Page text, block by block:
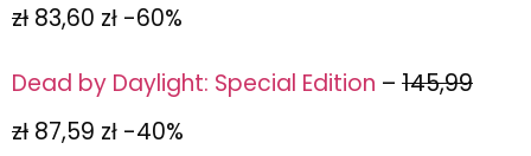
zł 83,60 zł -60%
Dead by Daylight: Special Edition – 145,99
zł 87,59 zł -40%